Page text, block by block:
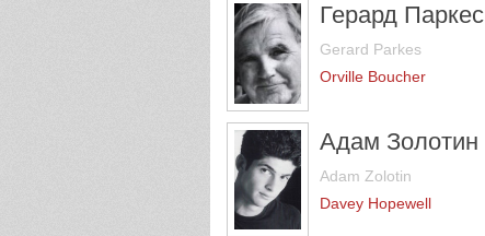
Герард Паркес
Gerard Parkes
Orville Boucher
Адам Золотин
Adam Zolotin
Davey Hopewell